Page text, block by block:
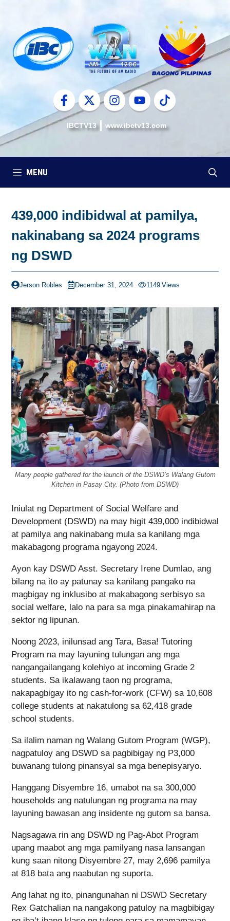
content
IBCTV13 www.ibctv13.com
MENU
439,000 indibidwal at pamilya,
nakinabang sa 2024 programs
ng DSWD
Jerson Robles December 31, 2024 1149 Views
Many people gathered for the launch of the DSWD’s Walang Gutom
Kitchen in Pasay City. (Photo from DSWD)
Iniulat ng Department of Social Welfare and
Development (DSWD) na may higit 439,000 indibidwal
at pamilya ang nakinabang mula sa kanilang mga
makabagong programa ngayong 2024.
Ayon kay DSWD Asst. Secretary Irene Dumlao, ang
bilang na ito ay patunay sa kanilang pangako na
magbigay ng inklusibo at makabagong serbisyo sa
social welfare, lalo na para sa mga pinakamahirap na
sektor ng lipunan.
Noong 2023, inilunsad ang Tara, Basa! Tutoring
Program na may layuning tulungan ang mga
nangangailangang kolehiyo at incoming Grade 2
students. Sa ikalawang taon ng programa,
nakapagbigay ito ng cash-for-work (CFW) sa 10,608
college students at nakatulong sa 62,418 grade
school students.
Sa ilalim naman ng Walang Gutom Program (WGP),
nagpatuloy ang DSWD sa pagbibigay ng P3,000
buwanang tulong pinansyal sa mga benepisyaryo.
Hanggang Disyembre 16, umabot na sa 300,000
households ang natulungan ng programa na may
layuning bawasan ang insidente ng gutom sa bansa.
Nagsagawa rin ang DSWD ng Pag-Abot Program
upang maabot ang mga pamilyang nasa lansangan
kung saan nitong Disyembre 27, may 2,696 pamilya
at 818 bata ang naabutan ng suporta.
Ang lahat ng ito, pinangunahan ni DSWD Secretary
Rex Gatchalian na nangakong patuloy na magbibigay